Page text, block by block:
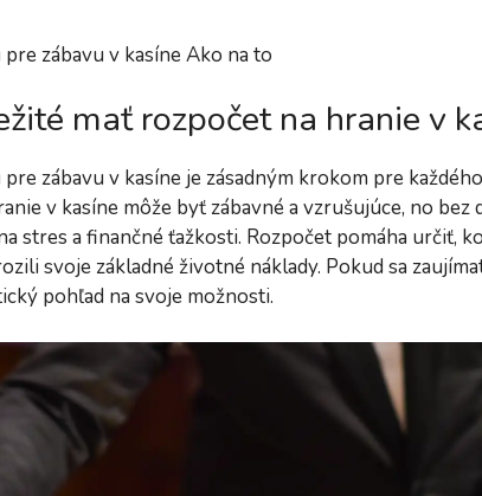
zábavu v kasíne Ako na to
mať rozpočet na hranie v
zábavu v kasíne je zásadným krokom pre
v kasíne môže byť zábavné a vzrušujúce, no
stres a finančné ťažkosti. Rozpočet pomáha určiť,
svoje základné životné náklady. Pokud sa
pohľad na svoje možnosti.